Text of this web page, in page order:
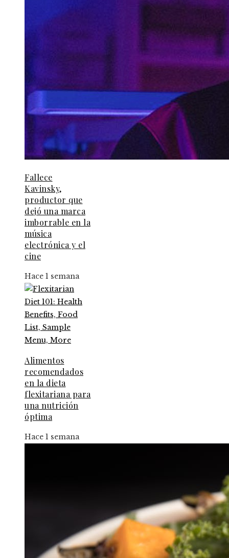
Fallece
Kavinsky,
productor que
dejó una marca
imborrable en la
música
electrónica y el
cine
Hace 1 semana
Alimentos
recomendados
en la dieta
flexitariana para
una nutrición
óptima
Hace 1 semana